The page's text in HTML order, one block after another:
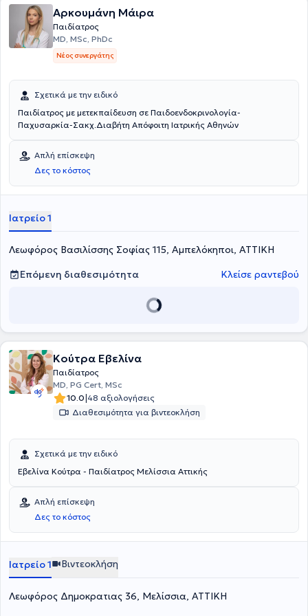
Αρκουμάνη Μάιρα
Παιδίατρος
MD, MSc, PhDc
Νέος συνεργάτης
Σχετικά με την ειδικό
Παιδίατρος με μετεκπαίδευση σε Παιδοενδοκρινολογία-
Παχυσαρκία-Σακχ.Διαβήτη Απόφοιτη Ιατρικής Αθηνών
Απλή επίσκεψη
Δες το κόστος
Ιατρείο 1
Λεωφόρος Βασιλίσσης Σοφίας 115, Αμπελόκηποι, ΑΤΤΙΚΗ
Επόμενη διαθεσιμότητα
Κλείσε ραντεβού
Κούτρα Εβελίνα
Παιδίατρος
MD, PG Cert, MSc
10.0|48 αξιολογήσεις
Διαθεσιμότητα για βιντεοκλήση
Σχετικά με την ειδικό
Εβελίνα Κούτρα - Παιδίατρος Μελίσσια Αττικής
Απλή επίσκεψη
Δες το κόστος
Ιατρείο 1 Βιντεοκλήση
Λεωφόρος Δημοκρατιας 36, Μελίσσια, ΑΤΤΙΚΗ